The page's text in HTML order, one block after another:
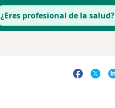
¿Eres profesional de la salud?